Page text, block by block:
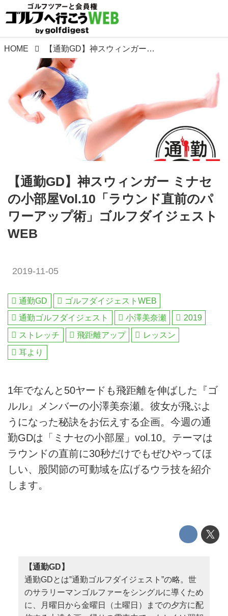
HOME 【通勤GD】神スウィンガー ミナセの小部屋Vol.10「ラウンド直前のパワーアップ術」ゴルフダイジェストWEB
【通勤GD】神スウィンガー ミナセ
の小部屋Vol.10「ラウンド直前のパ
ワーアップ術」ゴルフダイジェスト
WEB
2019-11-05
通勤GD
ゴルフダイジェストWEB
通勤ゴルフダイジェスト
小澤美奈瀬
2019
ストレッチ
飛距離アップ
レッスン
耳より
1年でなんと50ヤードも飛距離を伸ばした『ゴ
ルル』メンバーの小澤美奈瀬。彼女が飛ぶよ
うになった秘訣をお伝えする企画。今週の通
勤GDは「ミナセの小部屋」vol.10。テーマは
ラウンドの直前に30秒だけでもぜひやってほ
しい、股関節の可動域を広げるウラ技を紹介
します。
【通勤GD】
通勤GDとは‟通勤ゴルフダイジェスト”の略。世
のサラリーマンゴルファーをシングルに導くため
に、月曜日から金曜日（土曜日）までの夕方に配